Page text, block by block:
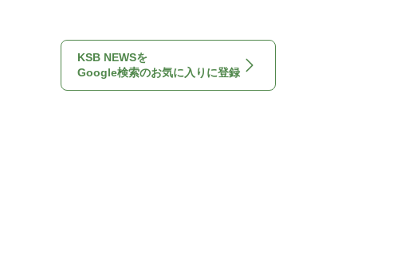
KSB NEWSを
Google検索のお気に入りに登録